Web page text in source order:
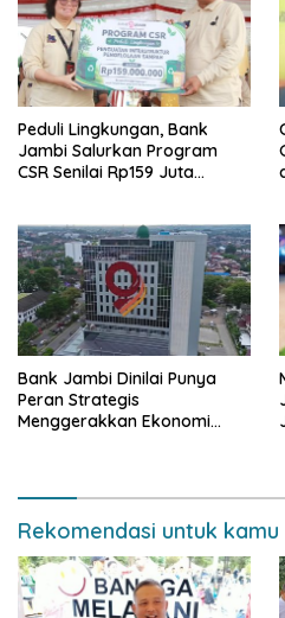
Peduli Lingkungan, Bank
Jambi Salurkan Program
CSR Senilai Rp159 Juta
Bank Jambi Dinilai Punya
Peran Strategis
Menggerakkan Ekonomi
Rekomendasi untuk kamu